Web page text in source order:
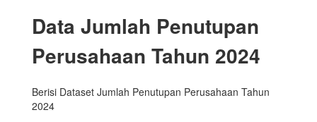
Data Jumlah Penutupan
Perusahaan Tahun 2024
Berisi Dataset Jumlah Penutupan Perusahaan Tahun
2024